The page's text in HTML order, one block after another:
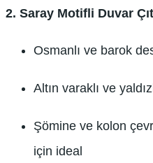
2. Saray Motifli Duvar
Osmanlı ve barok
Altın varaklı ve
Şömine ve kolon
için ideal